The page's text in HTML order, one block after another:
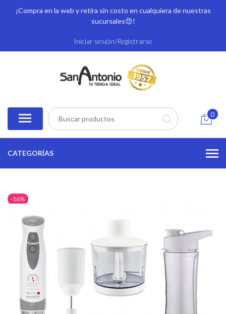
¡Compra en la web y retira sin costo en cualquiera de nuestras
sucursales😍!
Iniciar sesión/Registrarse
0
CATEGORÍAS
-16%